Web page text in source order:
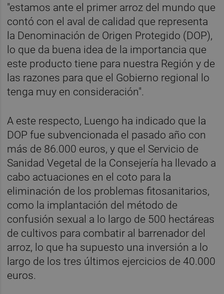
"estamos ante el primer arroz del mundo que
contó con el aval de calidad que representa
la Denominación de Origen Protegido (DOP),
lo que da buena idea de la importancia que
este producto tiene para nuestra Región y de
las razones para que el Gobierno regional lo
tenga muy en consideración".
A este respecto, Luengo ha indicado que la
DOP fue subvencionada el pasado año con
más de 86.000 euros, y que el Servicio de
Sanidad Vegetal de la Consejería ha llevado a
cabo actuaciones en el coto para la
eliminación de los problemas fitosanitarios,
como la implantación del método de
confusión sexual a lo largo de 500 hectáreas
de cultivos para combatir al barrenador del
arroz, lo que ha supuesto una inversión a lo
largo de los tres últimos ejercicios de 40.000
euros.